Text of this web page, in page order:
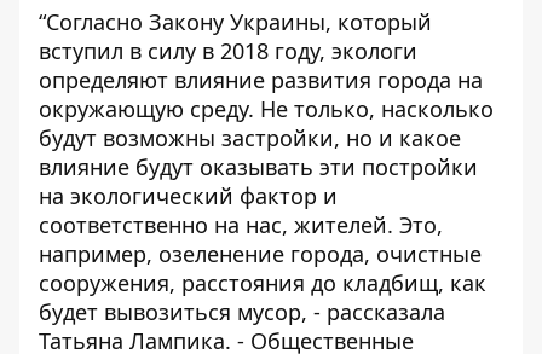
“Согласно Закону Украины, который
вступил в силу в 2018 году, экологи
определяют влияние развития города на
окружающую среду. Не только, насколько
будут возможны застройки, но и какое
влияние будут оказывать эти постройки
на экологический фактор и
соответственно на нас, жителей. Это,
например, озеленение города, очистные
сооружения, расстояния до кладбищ, как
будет вывозиться мусор, - рассказала
Татьяна Лампика. - Общественные